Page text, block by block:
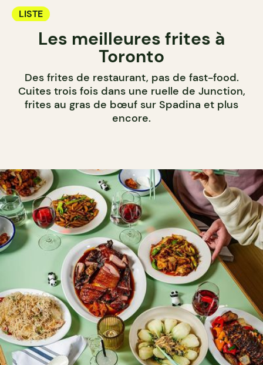
LISTE
Les meilleures frites à
Toronto
Des frites de restaurant, pas de fast-food.
Cuites trois fois dans une ruelle de Junction,
frites au gras de bœuf sur Spadina et plus
encore.